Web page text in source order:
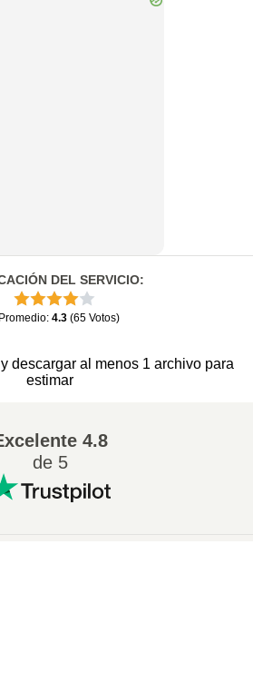
DEL SERVICIO:
Promedio: 4.3 (65 Votos)
descargar al menos 1 archivo para
estimar
4.8
de 5